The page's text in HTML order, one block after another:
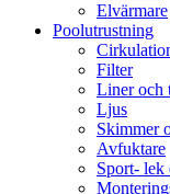
Elvärmare
Poolutrustning
Filter
Liner och
Ljus
Skimmer
Avfuktare
Sport- lek